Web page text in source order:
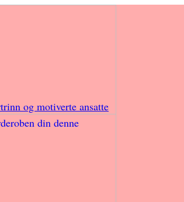
og motiverte ansatte